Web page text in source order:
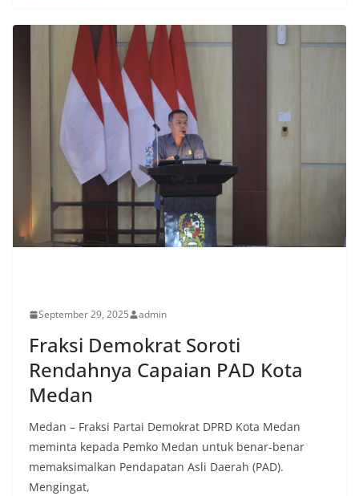
September 29, 2025 admin
Fraksi Demokrat Soroti
Rendahnya Capaian PAD Kota
Medan
Medan – Fraksi Partai Demokrat DPRD Kota Medan
meminta kepada Pemko Medan untuk benar-benar
memaksimalkan Pendapatan Asli Daerah (PAD).
Mengingat,